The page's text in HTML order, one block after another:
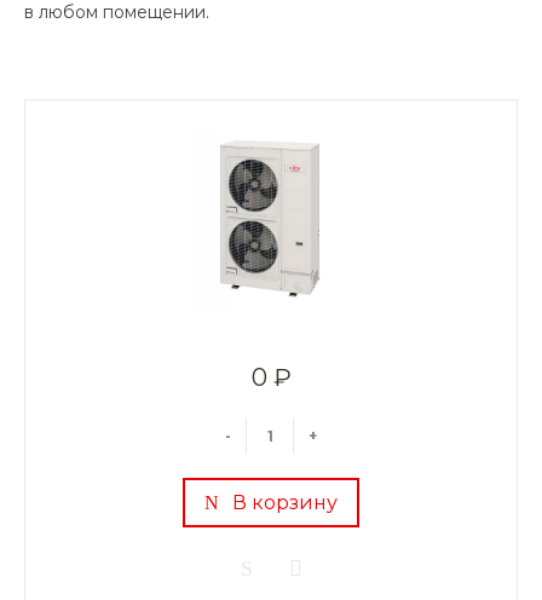
в любом помещении.
0 ₽
- +
В корзину